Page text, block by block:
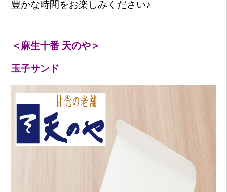
豊かな時間をお楽しみください♪
＜麻生十番 天のや＞
玉子サンド